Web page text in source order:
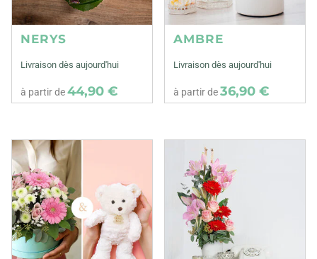
NERYS
Livraison dès aujourd'hui
à partir de44,90 €
AMBRE
Livraison dès aujourd'hui
à partir de36,90 €